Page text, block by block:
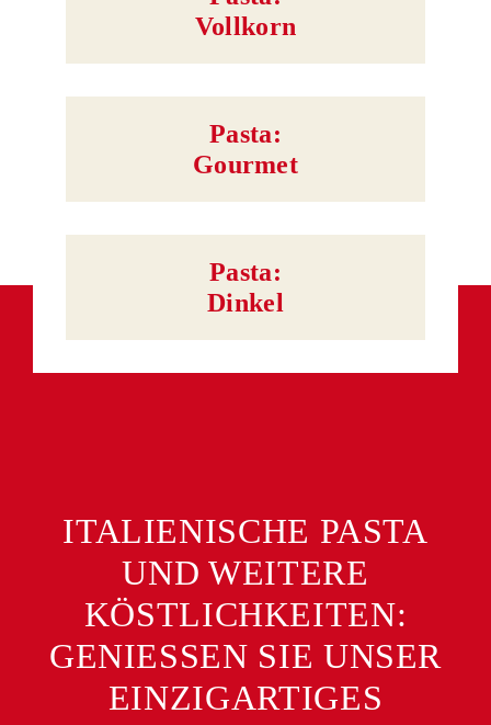
Vollkorn
Pasta:
Gourmet
Pasta:
Dinkel
ITALIENISCHE PASTA
UND WEITERE
KÖSTLICHKEITEN:
GENIESSEN SIE UNSER E
INZIGARTIGES S